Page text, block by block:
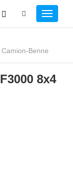
Camion-Benne
d'occasion8x4